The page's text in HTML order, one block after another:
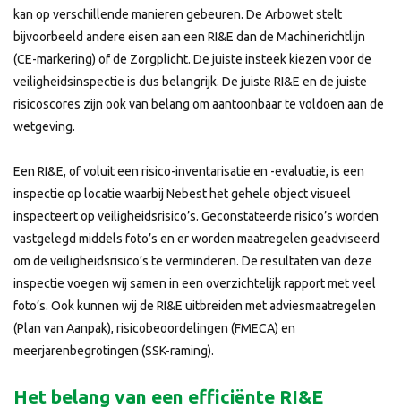
kan op verschillende manieren gebeuren. De Arbowet stelt
bijvoorbeeld andere eisen aan een RI&E dan de Machinerichtlijn
(CE-markering) of de Zorgplicht. De juiste insteek kiezen voor de
veiligheidsinspectie is dus belangrijk. De juiste RI&E en de juiste
risicoscores zijn ook van belang om aantoonbaar te voldoen aan de
wetgeving.
Een RI&E, of voluit een risico-inventarisatie en -evaluatie, is een
inspectie op locatie waarbij Nebest het gehele object visueel
inspecteert op veiligheidsrisico’s. Geconstateerde risico’s worden
vastgelegd middels foto’s en er worden maatregelen geadviseerd
om de veiligheidsrisico’s te verminderen. De resultaten van deze
inspectie voegen wij samen in een overzichtelijk rapport met veel
foto’s. Ook kunnen wij de RI&E uitbreiden met adviesmaatregelen
(Plan van Aanpak), risicobeoordelingen (FMECA) en
meerjarenbegrotingen (SSK-raming).
Het belang van een efficiënte RI&E